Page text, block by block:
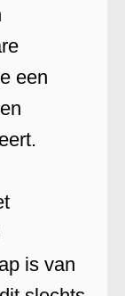
een
is van